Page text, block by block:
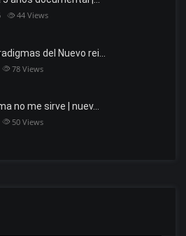
44 Views
del Nuevo rei…
78 Views
no me sirve | nuev…
50 Views